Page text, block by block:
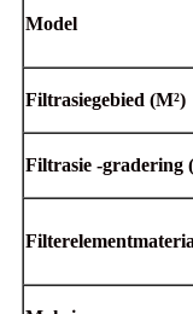
Model
Filtrasiegebied (M²)
Filtrasie -gradering